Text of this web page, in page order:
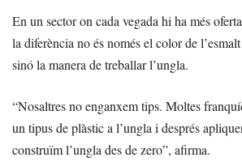
En un sector on cada vegada hi ha més
la diferència no és només el color de
sinó la manera de treballar l’ungla.
“Nosaltres no enganxem tips. Moltes
un tipus de plàstic a l’ungla i després
construïm l’ungla des de zero”, afirma.